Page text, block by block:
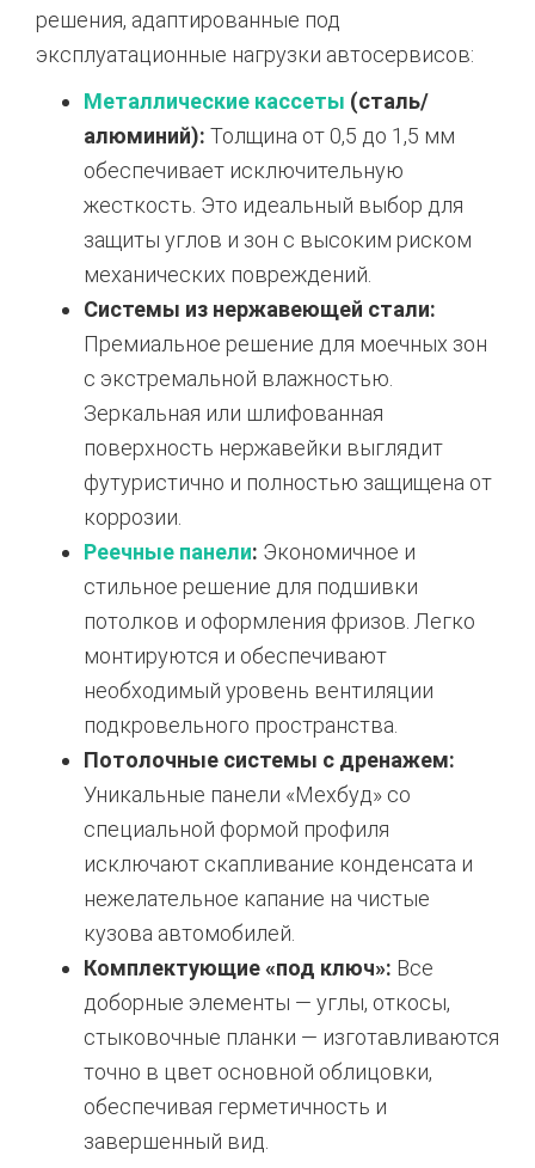
решения, адаптированные под
эксплуатационные нагрузки автосервисов:
Металлические кассеты (сталь/
алюминий): Толщина от 0,5 до 1,5 мм
обеспечивает исключительную
жесткость. Это идеальный выбор для
защиты углов и зон с высоким риском
механических повреждений.
Системы из нержавеющей стали:
Премиальное решение для моечных зон
с экстремальной влажностью.
Зеркальная или шлифованная
поверхность нержавейки выглядит
футуристично и полностью защищена от
коррозии.
Реечные панели: Экономичное и
стильное решение для подшивки
потолков и оформления фризов. Легко
монтируются и обеспечивают
необходимый уровень вентиляции
подкровельного пространства.
Потолочные системы с дренажем:
Уникальные панели «Мехбуд» со
специальной формой профиля
исключают скапливание конденсата и
нежелательное капание на чистые
кузова автомобилей.
Комплектующие «под ключ»: Все
доборные элементы — углы, откосы,
стыковочные планки — изготавливаются
точно в цвет основной облицовки,
обеспечивая герметичность и
завершенный вид.